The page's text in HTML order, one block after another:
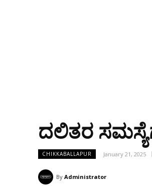
ದಲಿತರ
CHIKKABALLAPUR January 21, 2025
By Administrator